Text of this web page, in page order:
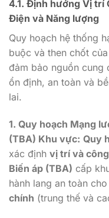
4.1. Định hướng Vị trí
Điện và Năng lượng
Quy hoạch hệ thống
buộc và then chốt của
đảm bảo nguồn cung
ổn định, an toàn và
lai.
1. Quy hoạch Mạng
(TBA) Khu vực: Quy
xác định vị trí và
Biến áp (TBA) cấp
hành lang an toàn
chính (trung thế và